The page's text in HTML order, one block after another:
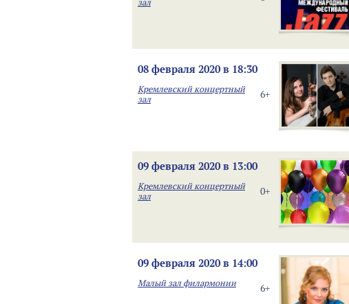
зал
08 февраля 2020 в 18:30
6+
Кремлевский концертный
зал
09 февраля 2020 в 13:00
0+
Кремлевский концертный
зал
09 февраля 2020 в 14:00
6+
Малый зал филармонии